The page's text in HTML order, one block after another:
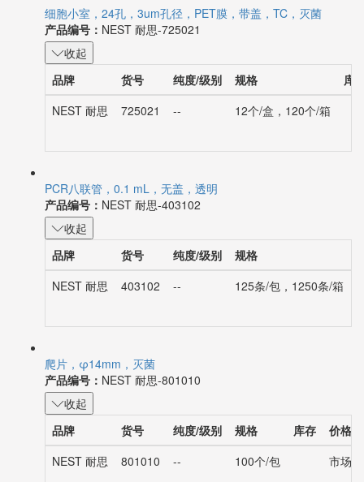
细胞小室，24孔，3um孔径，PET膜，带盖，TC，灭菌
产品编号： NEST 耐思-725021
收起
品牌
货号 纯度/级别 规格
库
NEST 耐思
725021 -- 12个/盒，120个/箱
PCR八联管，0.1 mL，无盖，透明
产品编号： NEST 耐思-403102
收起
品牌
货号 纯度/级别 规格
NEST 耐思
403102 -- 125条/包，1250条/箱
爬片，φ14mm，灭菌
产品编号： NEST 耐思-801010
收起
品牌
货号 纯度/级别 规格 库存
价格
NEST 耐思
801010 -- 100个/包 市场